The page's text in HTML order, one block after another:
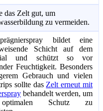
das Zelt gut, um
zu vermeiden.
bildet eine
Schicht auf dem
und schützt so vor
Feuchtigkeit. Besonders
Gebrauch und vielen
sollte das Zelt erneut mit
behandelt werden, um
Schutz zu